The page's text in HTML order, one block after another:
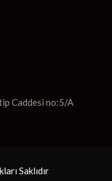
Caddesi no:5/A
Saklıdır